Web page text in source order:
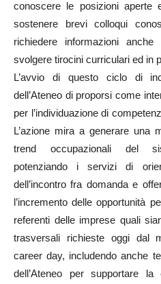
conoscere le posizioni
sostenere brevi colloqui
richiedere informazioni
svolgere tirocini curriculari ed in
L’avvio di questo ciclo di
dell’Ateneo di proporsi come
per l’individuazione di
L’azione mira a generare una
trend occupazionali del
potenziando i servizi di
dell’incontro fra domanda e
l’incremento delle opportunità
referenti delle imprese quali
trasversali richieste oggi dal
career day, includendo anche
dell’Ateneo per supportare